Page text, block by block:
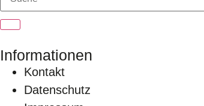
Informationen
Kontakt
Datenschutz